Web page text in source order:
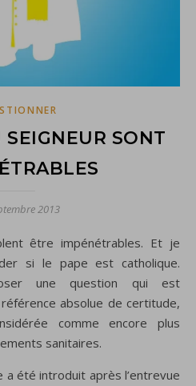
SEIGNEUR SONT
2013
être impénétrables. Et je
si le pape est catholique.
une question qui est
absolue de certitude,
comme encore plus
sanitaires.
été introduit après l’entrevue